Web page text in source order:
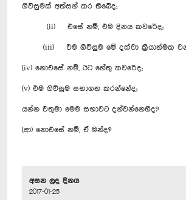
ගිවිසුමක් අත්සන් කර තිබේද;
(ii) එසේ නම්, එම දිනය කවරේද;
(iii) එම ගිවිසුම මේ දක්වා ක්‍රියාත්මක
(iv) නොඑසේ නම්, ඊට හේතු කවරේද;
(v) එම ගිවිසුම සභාගත කරන්නේද;
යන්න එතුමා මෙම සභාවට දන්වන්නෙහිද?
(ආ) නොඑසේ නම්, ඒ මන්ද?
අසන ලද දිනය
2017-01-25